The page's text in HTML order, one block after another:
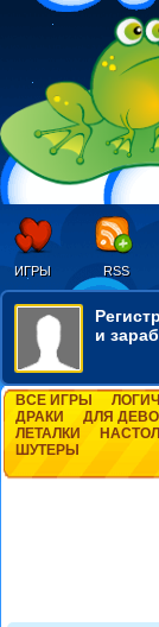
ИГРЫ RSS
и
ВСЕ ИГРЫ
ДРАКИ
ДЛЯ
ЛЕТАЛКИ
ШУТЕРЫ